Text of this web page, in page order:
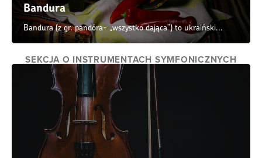
Bandura
Bandura (z gr. pandóra- „wszystko dająca”) to ukraiński...
SEKCJA O INSTRUMENTACH SYMFONICZNYCH